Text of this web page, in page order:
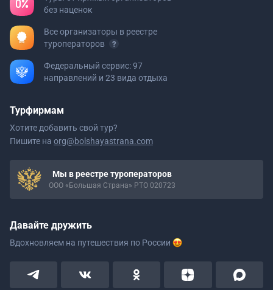
без наценок
Все организаторы в реестре
туроператоров
Федеральный сервис: 97
направлений и 23 вида отдыха
Турфирмам
Хотите добавить свой тур?
Пишите на org@bolshayastrana.com
Мы в реестре туроператоров
ООО «Большая Страна» РТО 020723
Давайте дружить
Вдохновляем на путешествия по России